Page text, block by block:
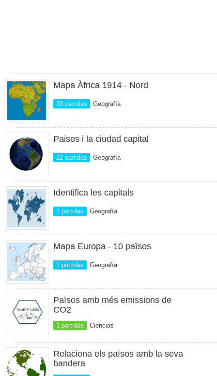
Mapa Àfrica 1914 - Nord
20 partidas Geografía
Paisos i la ciudad capital
22 partidas Geografía
Identifica les capitals
1 partidas Geografía
Mapa Europa - 10 països
1 partidas Geografía
Països amb més emissions de
CO2
1 partidas Ciencias
Relaciona els països amb la seva
bandera